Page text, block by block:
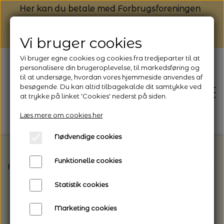
Her kan du betale med Forbrugsforeningen
NYHEDSBREV
Forside
Vi bruger cookies
Vi bruger egne cookies og cookies fra tredjeparter til at
personalisere din brugeroplevelse, til markedsføring og
til at undersøge, hvordan vores hjemmeside anvendes af
besøgende. Du kan altid tilbagekalde dit samtykke ved
at trykke på linket 'Cookies' nederst på siden.
Læs mere om cookies her
Nødvendige cookies
Funktionelle cookies
Statistik cookies
Marketing cookies